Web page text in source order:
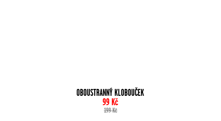
OBOUSTRANNÝ KLOBOUČEK
99Kč
199Kč